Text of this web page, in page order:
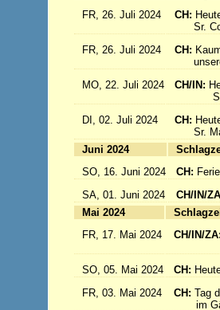
FR, 26. Juli 2024
CH:
Sr.
FR, 26. Juli 2024
CH:
unsere
MO, 22. Juli 2024
CH/IN:
Sr.
DI, 02. Juli 2024
CH:
Sr.
Juni 2024
SO, 16. Juni 2024
CH:
SA, 01. Juni 2024
CH/IN/
Mai 2024
FR, 17. Mai 2024
CH/IN/
SO, 05. Mai 2024
CH:
FR, 03. Mai 2024
CH: Tag
im